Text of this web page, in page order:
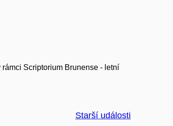
Scriptorium Brunense - letní
Starší události